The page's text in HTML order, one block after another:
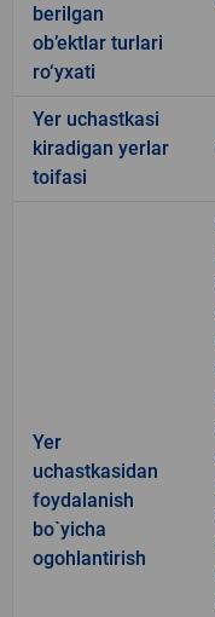
berilgan
ob’ektlar turlari
ro‘yxati
Yer uchastkasi
kiradigan yerlar
toifasi
Yer
uchastkasidan
foydalanish
bo`yicha
ogohlantirish